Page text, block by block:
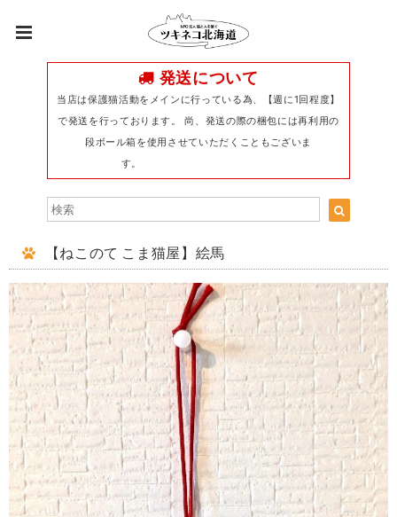
発送について
当店は保護猫活動をメインに行っている為、【週に1回程度】
で発送を行っております。 尚、発送の際の梱包には再利用の
段ボール箱を使用させていただくこともございま
す。
【ねこのて こま猫屋】絵馬